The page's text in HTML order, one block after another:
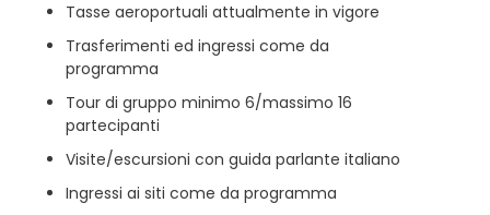
Tasse aeroportuali attualmente in vigore
Trasferimenti ed ingressi come da
programma
Tour di gruppo minimo 6/massimo 16
partecipanti
Visite/escursioni con guida parlante italiano
Ingressi ai siti come da programma